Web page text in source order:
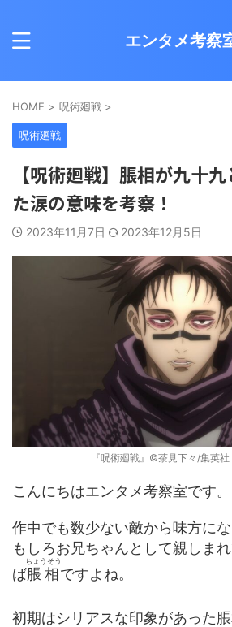
エンタメ考察
HOME > 呪術廻戦 >
呪術廻戦
【呪術廻戦】脹相が九十
た涙の意味を考察！
2023年11月7日 2023年12月5日
『呪術廻戦』©茶見下々/集英
こんにちはエンタメ考察室です。
作中でも数少ない敵から味方に
もしろお兄ちゃんとして親しま
ば脹相
ちょうそう
ですよね。
初期はシリアスな印象があった